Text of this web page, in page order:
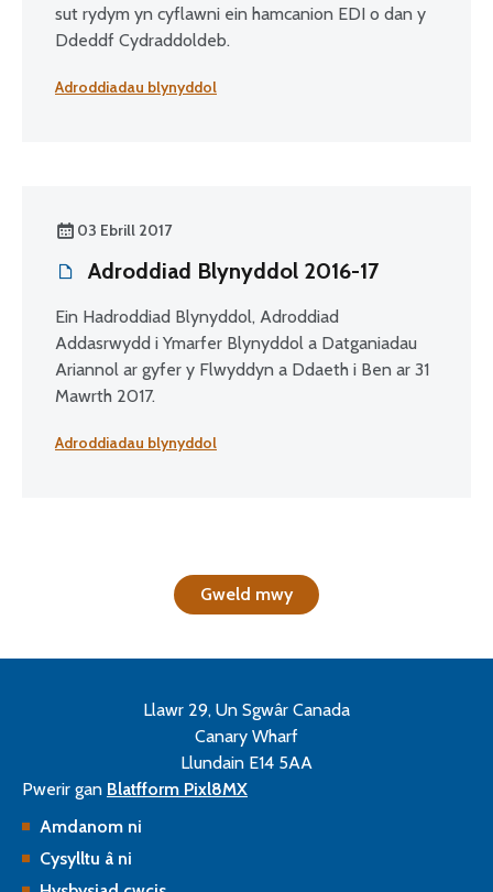
sut rydym yn cyflawni ein hamcanion EDI o dan y
Ddeddf Cydraddoldeb.
Adroddiadau blynyddol
03 Ebrill 2017
Adroddiad Blynyddol 2016-17
Ein Hadroddiad Blynyddol, Adroddiad
Addasrwydd i Ymarfer Blynyddol a Datganiadau
Ariannol ar gyfer y Flwyddyn a Ddaeth i Ben ar 31
Mawrth 2017.
Adroddiadau blynyddol
Gweld mwy
Llawr 29, Un Sgwâr Canada
Canary Wharf
Llundain E14 5AA
Pwerir gan Blatfform Pixl8MX
Amdanom ni
Cysylltu â ni